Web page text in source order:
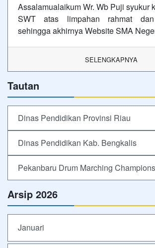
Assalamualaikum Wr. Wb Puji syukur
SWT atas limpahan rahmat dan
sehingga akhirnya Website SMA
SELENGKAPNYA
Tautan
Dinas Pendidikan Provinsi Riau
Dinas Pendidikan Kab. Bengkalis
Pekanbaru Drum Marching
Arsip 2026
Januari